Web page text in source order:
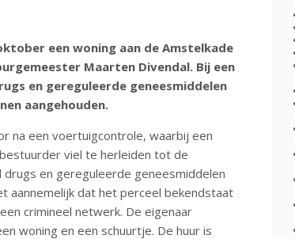
een woning aan de Amstelkade
Maarten Divendal. Bij een
en gereguleerde geneesmiddelen
aangehouden.
na een voertuigcontrole, waarbij een
viel te herleiden tot de
en gereguleerde geneesmiddelen
aannemelijk dat het perceel bekendstaat
crimineel netwerk. De eigenaar
woning en een schuurtje. De huur is